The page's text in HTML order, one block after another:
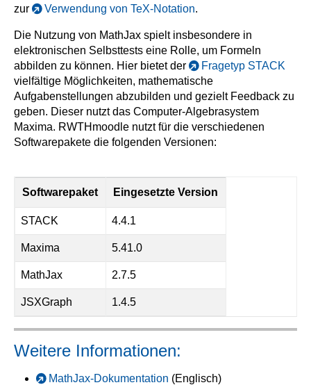
zur
Verwendung von TeX-Notation.
Die Nutzung von MathJax spielt insbesondere in
elektronischen Selbsttests eine Rolle, um Formeln
abbilden zu können. Hier bietet der
Fragetyp STACK
vielfältige Möglichkeiten, mathematische
Aufgabenstellungen abzubilden und gezielt Feedback zu
geben. Dieser nutzt das Computer-Algebrasystem
Maxima. RWTHmoodle nutzt für die verschiedenen
Softwarepakete die folgenden Versionen:
Softwarepaket Eingesetzte Version
STACK 4.4.1
Maxima 5.41.0
MathJax 2.7.5
JSXGraph 1.4.5
Weitere Informationen:
MathJax-Dokumentation (Englisch)